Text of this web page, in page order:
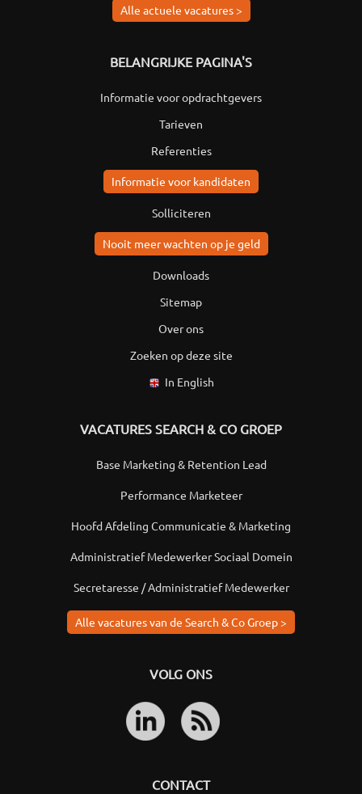
Alle actuele vacatures >
BELANGRIJKE PAGINA'S
Informatie voor opdrachtgevers
Tarieven
Referenties
Informatie voor kandidaten
Solliciteren
Nooit meer wachten op je geld
Downloads
Sitemap
Over ons
Zoeken op deze site
In English
VACATURES SEARCH & CO GROEP
Base Marketing & Retention Lead
Performance Marketeer
Hoofd Afdeling Communicatie & Marketing
Administratief Medewerker Sociaal Domein
Secretaresse / Administratief Medewerker
Alle vacatures van de Search & Co Groep >
VOLG ONS
CONTACT